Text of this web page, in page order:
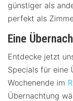
günstiger als
perfekt als
Eine
Entdecke jetzt
Specials für eine
Wochenende im
Übernachtung